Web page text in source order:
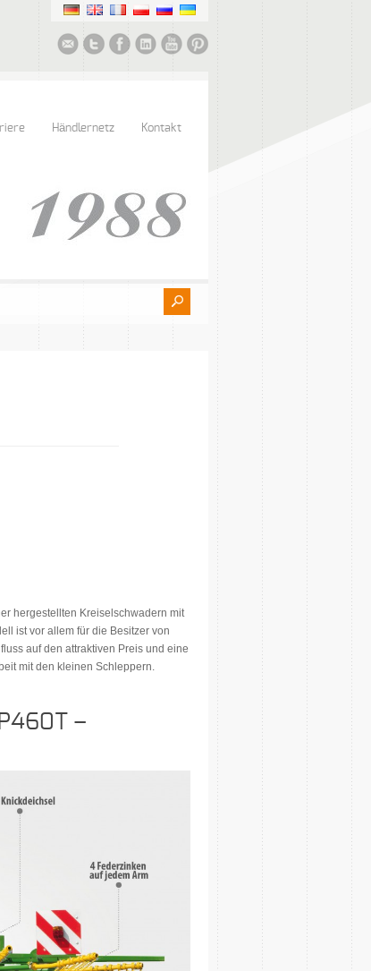
Händlernetz Kontakt
hergestellten Kreiselschwadern mit
ist vor allem für die Besitzer von
auf den attraktiven Preis und eine
mit den kleinen Schleppern.
–